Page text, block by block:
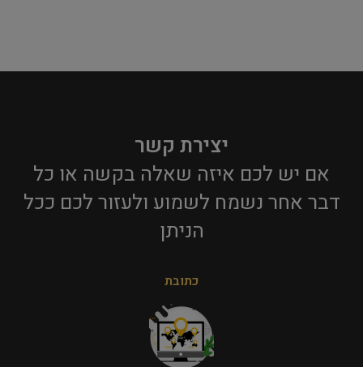
יצירת קשר
אם יש לכם איזה שאלה בקשה או כל
דבר אחר נשמח לשמוע ולעזור לכם ככל
הניתן​
כתובת